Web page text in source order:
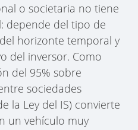
o societaria no tiene
depende del tipo de
horizonte temporal y
del inversor. Como
del 95% sobre
sociedades
la Ley del IS) convierte
un vehículo muy